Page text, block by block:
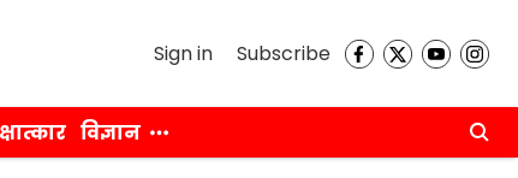
Sign in Subscribe
विज्ञान